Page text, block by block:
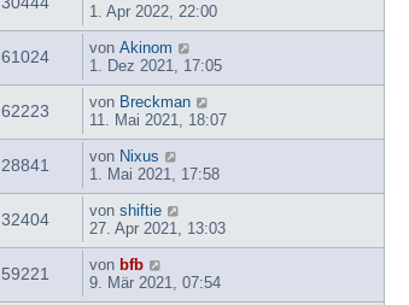
1. Apr 2022, 22:00
61024 von Akinom
1. Dez 2021, 17:05
62223 von Breckman
11. Mai 2021, 18:07
28841 von Nixus
1. Mai 2021, 17:58
32404 von shiftie
27. Apr 2021, 13:03
59221 von bfb
9. Mär 2021, 07:54